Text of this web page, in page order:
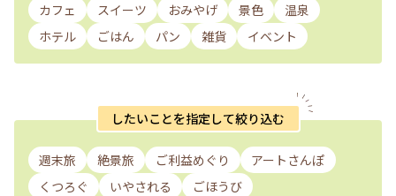
カフェ スイーツ おみやげ 景色
温泉
ホテル
ごはん パン 雑貨 イベント
したいことを指定して絞り込む
週末旅 絶景旅 ご利益めぐり
アートさんぽ
くつろぐ
いやされる ごほうび